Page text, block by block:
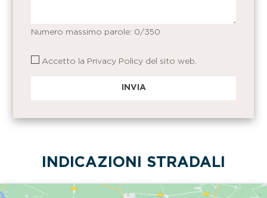
Numero massimo parole: 0/350
Accetto la Privacy Policy del sito web.
INDICAZIONI STRADALI